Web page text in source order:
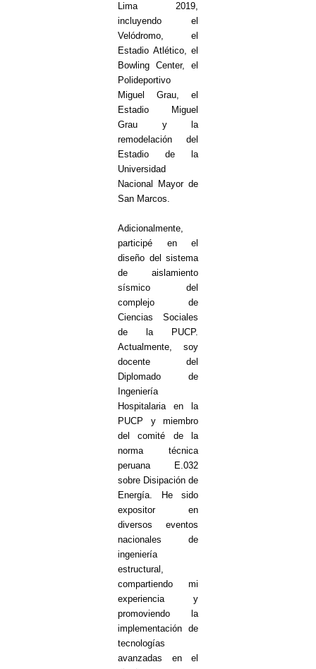
Lima 2019,
incluyendo el
Velódromo, el
Estadio Atlético, el
Bowling Center, el
Polideportivo
Miguel Grau, el
Estadio Miguel
Grau y la
remodelación del
Estadio de la
Universidad
Nacional Mayor de
San Marcos.
Adicionalmente,
participé en el
diseño del sistema
de aislamiento
sísmico del
complejo de
Ciencias Sociales
de la PUCP.
Actualmente, soy
docente del
Diplomado de
Ingeniería
Hospitalaria en la
PUCP y miembro
del comité de la
norma técnica
peruana E.032
sobre Disipación de
Energía. He sido
expositor en
diversos eventos
nacionales de
ingeniería
estructural,
compartiendo mi
experiencia y
promoviendo la
implementación de
tecnologías
avanzadas en el